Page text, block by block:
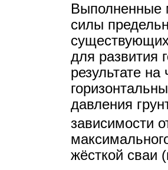
Выполненные
силы
для развития
результате
давления
зависимости
жёсткой сваи